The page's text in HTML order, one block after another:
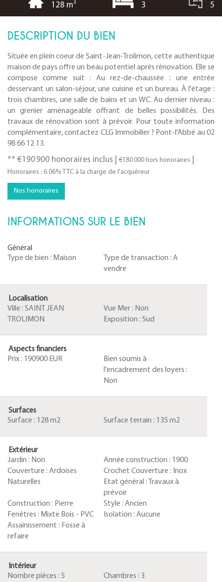
128 m² 3 5
DESCRIPTION DU BIEN
Située en plein coeur de Saint-Jean-Trolimon, cette authentique
maison de pays offre un beau potentiel après rénovation. Elle se
compose comme suit : Au rez-de-chaussée : une entrée
desservant un salon-séjour, une cuisine et un bureau. À l'étage :
trois chambres, une salle de bains et un WC. Au dernier niveau :
un grenier aménageable offrant de belles possibilités. Des
travaux de rénovation sont à prévoir. Pour toute information
complémentaire, contactez CLG Immobilier ? Pont-l'Abbé au 02
98 66 12 13.
** €190 900 honoraires inclus €180 000 hors honoraires
Honoraires : 6.06% TTC à la charge de l'acquéreur
Nos honoraires
INFORMATIONS SUR LE BIEN
Général
Type de bien : Maison Type de transaction : A
vendre
Localisation
Ville : SAINT JEAN
TROLIMON
Vue Mer : Non
Exposition : Sud
Aspects financiers
Prix : 190900 EUR
Bien soumis à
l'encadrement des loyers :
Non
Surfaces
Surface : 128 m2 Surface terrain : 135 m2
Extérieur
Jardin : Non Année construction : 1900
Couverture : Ardoises
Naturelles
Crochet Couverture : Inox
Etat général :
Travaux à
prévoir
Construction : Pierre Style : Ancien
Fenêtres : Mixte Bois - PVC Isolation : Aucune
Assainissement : Fosse à
refaire
Intérieur
Nombre pièces : 5 Chambres : 3